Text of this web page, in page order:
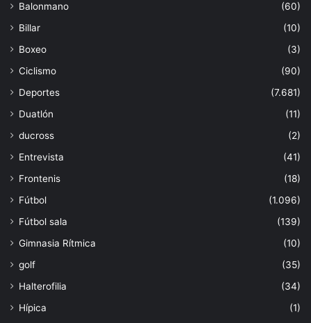
Balonmano
(60)
Billar
(10)
Boxeo
(3)
Ciclismo
(90)
Deportes
(7.681)
Duatlón
(11)
ducross
(2)
Entrevista
(41)
Frontenis
(18)
Fútbol
(1.096)
Fútbol sala
(139)
Gimnasia Rítmica
(10)
golf
(35)
Halterofilia
(34)
Hípica
(1)